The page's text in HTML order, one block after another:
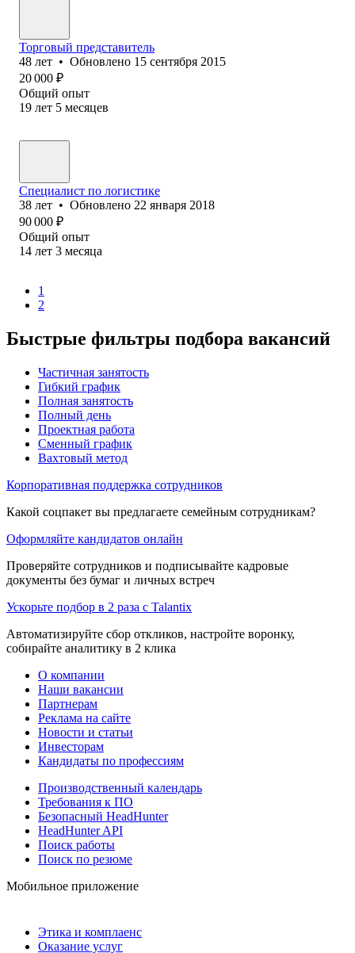
Торговый представитель
48 лет • Обновлено 15 сентября 2015
20 000 ₽
Общий опыт
19 лет 5 месяцев
Специалист по логистике
38 лет • Обновлено 22 января 2018
90 000 ₽
Общий опыт
14 лет 3 месяца
1
2
Быстрые фильтры подбора вакансий
Частичная занятость
Гибкий график
Полная занятость
Полный день
Проектная работа
Сменный график
Вахтовый метод
Корпоративная поддержка сотрудников
Какой соцпакет вы предлагаете семейным сотрудникам?
Оформляйте кандидатов онлайн
Проверяйте сотрудников и подписывайте кадровые
документы без бумаг и личных встреч
Ускорьте подбор в 2 раза с Talantix
Автоматизируйте сбор откликов, настройте воронку,
собирайте аналитику в 2 клика
О компании
Наши вакансии
Партнерам
Реклама на сайте
Новости и статьи
Инвесторам
Кандидаты по профессиям
Производственный календарь
Требования к ПО
Безопасный HeadHunter
HeadHunter API
Поиск работы
Поиск по резюме
Мобильное приложение
Этика и комплаенс
Оказание услуг